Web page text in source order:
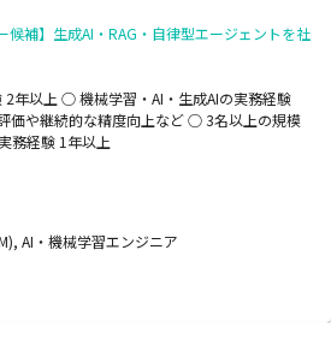
候補】生成AI・RAG・自律型エージェントを社
年以上 ○ 機械学習・AI・生成AIの実務経験
価や継続的な精度向上など ○ 3名以上の規模
務経験 1年以上
AI・機械学習エンジニア